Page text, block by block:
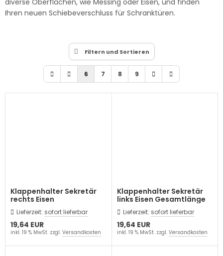
diverse Oberflächen, wie Messing oder Eisen, und finden
Ihren neuen Schiebeverschluss für Schranktüren.
Filtern und Sortieren
6 7 8 9
Klappenhalter Sekretär
rechts Eisen
Gesamtlänge 260mm
Lieferzeit: sofort lieferbar
19,64 EUR
inkl. 19 % MwSt. zzgl. Versandkosten
Klappenhalter Sekretär
links Eisen Gesamtlänge
260mm
Lieferzeit: sofort lieferbar
19,64 EUR
inkl. 19 % MwSt. zzgl. Versandkosten